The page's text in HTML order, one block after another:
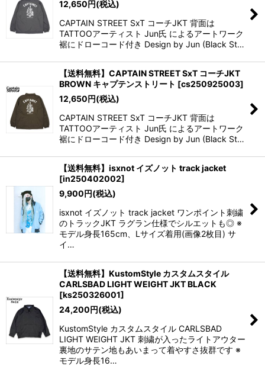
12,650円(税込)
CAPTAIN STREET SxT コーチJKT 背面は
TATTOOアーティスト Jun氏 によるアートワーク
裾にドローコード付き Design by Jun (Black St…
【送料無料】CAPTAIN STREET SxT コーチJKT
BROWN キャプテンストリート [cs250925003]
12,650円(税込)
CAPTAIN STREET SxT コーチJKT 背面は
TATTOOアーティスト Jun氏 によるアートワーク
裾にドローコード付き Design by Jun (Black St…
【送料無料】isxnot イズノット track jacket
[in250402002]
9,900円(税込)
isxnot イズノット track jacket ワンポイント刺繍
のトラックJKT ラグラン仕様でシルエットも◎ ※
モデル身長165cm、Lサイズ着用(画像2枚目) サ
イ…
【送料無料】KustomStyle カスタムスタイル
CARLSBAD LIGHT WEIGHT JKT BLACK
[ks250326001]
24,200円(税込)
KustomStyle カスタムスタイル CARLSBAD
LIGHT WEIGHT JKT 刺繍が入ったライトアウター
裏地のサテン地もあいまって着やすさ抜群です ※
モデル身長16…